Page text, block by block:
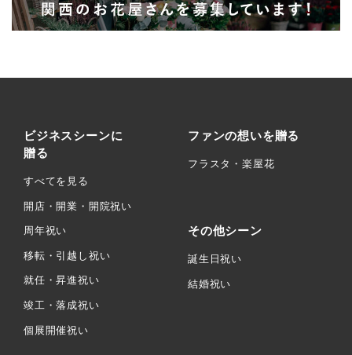
ビジネスシーンに
贈る
すべてを見る
開店・開業・開院祝い
周年祝い
移転・引越し祝い
就任・昇進祝い
竣工・落成祝い
個展開催祝い
ファンの想いを贈る
フラスタ・楽屋花
その他シーン
誕生日祝い
結婚祝い